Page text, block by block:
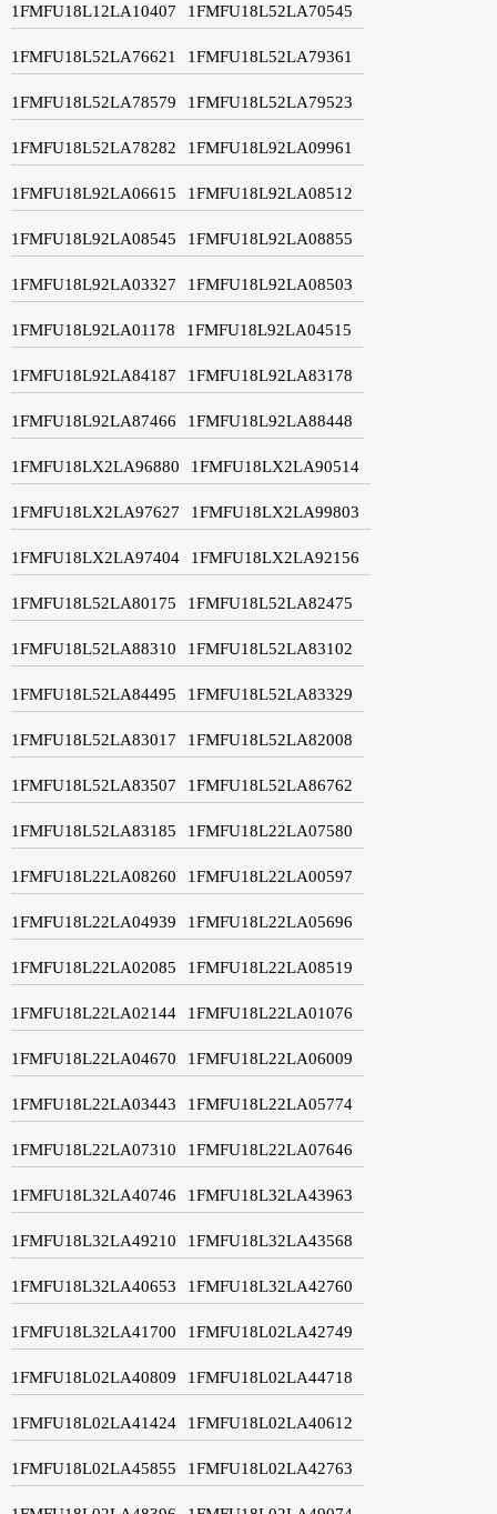
1FMFU18L12LA10407 1FMFU18L52LA70545
1FMFU18L52LA76621 1FMFU18L52LA79361
1FMFU18L52LA78579 1FMFU18L52LA79523
1FMFU18L52LA78282 1FMFU18L92LA09961
1FMFU18L92LA06615 1FMFU18L92LA08512
1FMFU18L92LA08545 1FMFU18L92LA08855
1FMFU18L92LA03327 1FMFU18L92LA08503
1FMFU18L92LA01178 1FMFU18L92LA04515
1FMFU18L92LA84187 1FMFU18L92LA83178
1FMFU18L92LA87466 1FMFU18L92LA88448
1FMFU18LX2LA96880 1FMFU18LX2LA90514
1FMFU18LX2LA97627 1FMFU18LX2LA99803
1FMFU18LX2LA97404 1FMFU18LX2LA92156
1FMFU18L52LA80175 1FMFU18L52LA82475
1FMFU18L52LA88310 1FMFU18L52LA83102
1FMFU18L52LA84495 1FMFU18L52LA83329
1FMFU18L52LA83017 1FMFU18L52LA82008
1FMFU18L52LA83507 1FMFU18L52LA86762
1FMFU18L52LA83185 1FMFU18L22LA07580
1FMFU18L22LA08260 1FMFU18L22LA00597
1FMFU18L22LA04939 1FMFU18L22LA05696
1FMFU18L22LA02085 1FMFU18L22LA08519
1FMFU18L22LA02144 1FMFU18L22LA01076
1FMFU18L22LA04670 1FMFU18L22LA06009
1FMFU18L22LA03443 1FMFU18L22LA05774
1FMFU18L22LA07310 1FMFU18L22LA07646
1FMFU18L32LA40746 1FMFU18L32LA43963
1FMFU18L32LA49210 1FMFU18L32LA43568
1FMFU18L32LA40653 1FMFU18L32LA42760
1FMFU18L32LA41700 1FMFU18L02LA42749
1FMFU18L02LA40809 1FMFU18L02LA44718
1FMFU18L02LA41424 1FMFU18L02LA40612
1FMFU18L02LA45855 1FMFU18L02LA42763